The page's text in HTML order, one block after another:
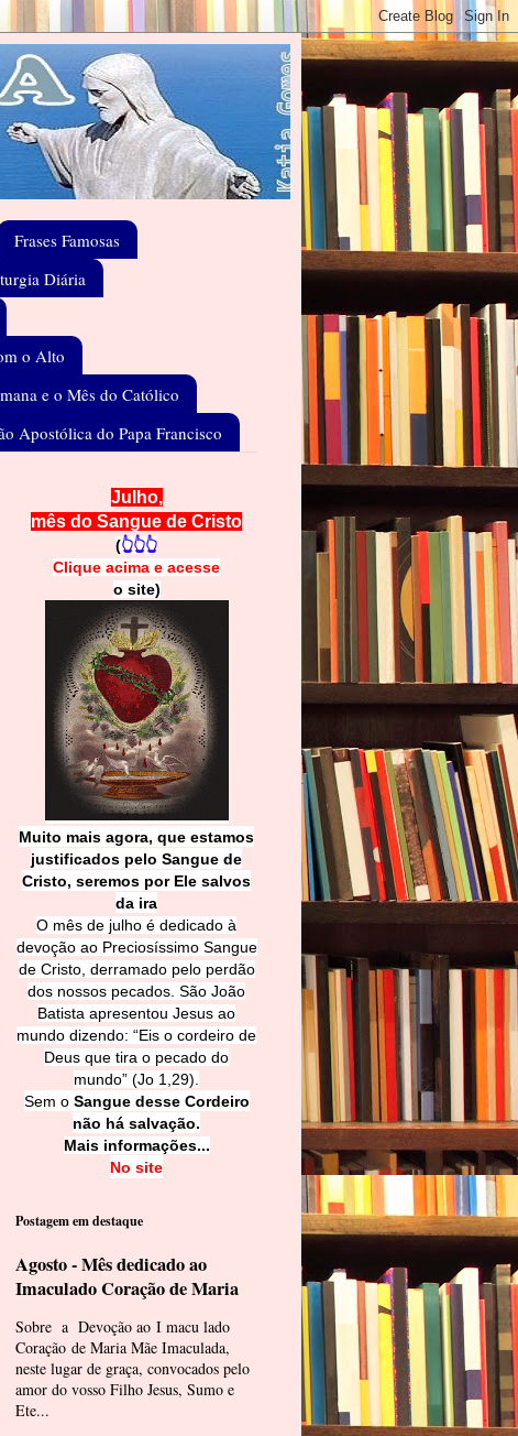
Frases Famosas
Diária
o Alto
e o Mês do Católico
Apostólica do Papa Francisco
Julho,
mês do Sangue de Cristo
(👆👆👆
Clique acima e acesse
o site)
Muito mais agora, que estamos
justificados pelo Sangue de
Cristo, seremos por Ele salvos
da ira
O mês de julho é dedicado à
devoção ao Preciosíssimo Sangue
de Cristo, derramado pelo perdão
dos nossos pecados. São João
Batista apresentou Jesus ao
mundo dizendo: “Eis o cordeiro de
Deus que tira o pecado do
mundo” (Jo 1,29).
Sem o Sangue desse Cordeiro
não há salvação.
Mais informações...
No site
Postagem em destaque
Agosto - Mês dedicado ao
Imaculado Coração de Maria
Sobre a Devoção ao I macu lado
Coração de Maria Mãe Imaculada,
neste lugar de graça, convocados pelo
amor do vosso Filho Jesus, Sumo e
Ete...